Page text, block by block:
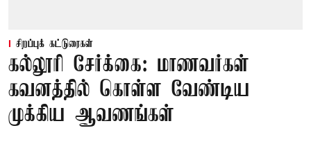
சிறப்புக் கட்டுரைகள்
கல்லூரி சேர்க்கை: மாணவர்கள்
கவனத்தில் கொள்ள வேண்டிய
முக்கிய ஆவணங்கள்